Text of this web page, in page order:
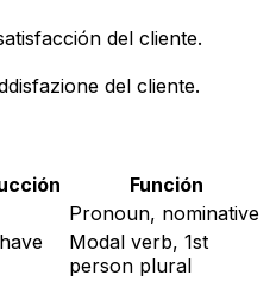
del cliente.
del cliente.
Función
Pronoun, nominative
Modal verb, 1st
person plural